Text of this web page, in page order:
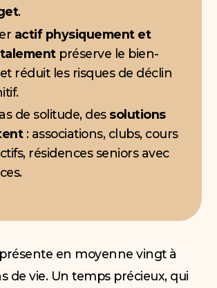
.
actif physiquement et
préserve le bien-
réduit les risques de déclin
de solitude, des solutions
: associations, clubs, cours
résidences seniors avec
en moyenne vingt à
de vie. Un temps précieux, qui